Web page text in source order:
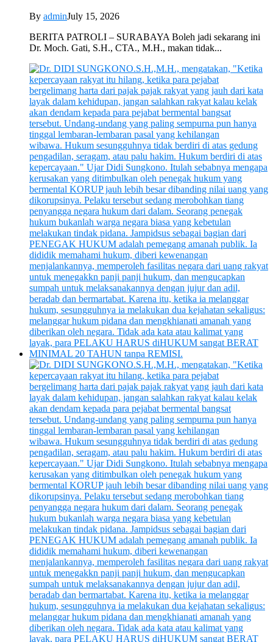
By adminJuly 15, 2026
BERITA PATROLI – SURABAYA Boleh jadi sekarang ini
Dr. Moch. Gati, S.H., CTA., M.H., makan tidak...